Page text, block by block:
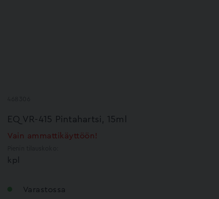
EQ VR-415 Pintahartsi, 15ml
Vain ammattikäyttöön!
kpl
Varastossa